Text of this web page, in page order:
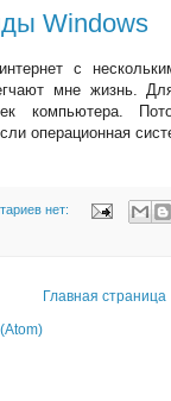
Windows
с
мне жизнь.
компьютера.
операционная
нет:
Главная страница